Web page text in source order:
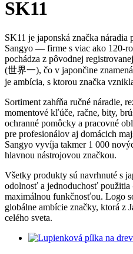
SK11
SK11 je japonská značka náradia
Sangyo — firme s viac ako 120-
pochádza z pôvodnej
(世界一), čo v japončine
je ambícia, s ktorou značka
Sortiment zahŕňa ručné náradie,
momentové kľúče, račne, bity,
ochranné pomôcky a pracovné
pre profesionálov aj domácich
Sangyo vyvíja takmer 1 000
hlavnou nástrojovou značkou.
Všetky produkty sú navrhnuté s
odolnosť a jednoduchosť
maximálnou funkčnosťou. Logo
globálne ambície značky, ktorá z
celého sveta.